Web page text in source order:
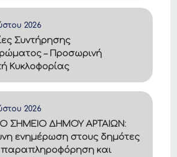
2026
Συντήρησης
– Προσωρινή
Κυκλοφορίας
2026
ΣΗΜΕΙΟ ΔΗΜΟΥ ΑΡΤΑΙΩΝ:
ενημέρωση στους δημότες
παραπληροφόρηση και